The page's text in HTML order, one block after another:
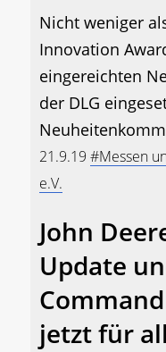
Nicht weniger
Innovation
eingereichten
der DLG
21.9.19 #Messen
e.V.
John
Update
jetzt für